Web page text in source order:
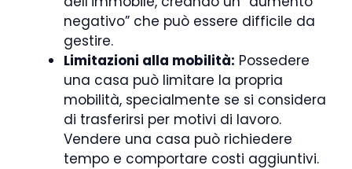
negativo” che può essere difficile da
gestire.
Limitazioni alla mobilità: Possedere
una casa può limitare la propria
mobilità, specialmente se si considera
di trasferirsi per motivi di lavoro.
Vendere una casa può richiedere
tempo e comportare costi aggiuntivi.